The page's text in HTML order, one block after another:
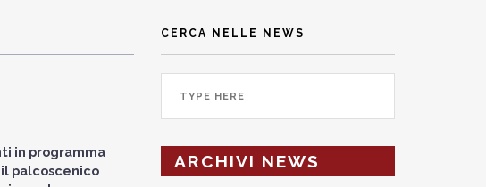
in programma
palcoscenico
CERCA NELLE NEWS
ARCHIVI NEWS